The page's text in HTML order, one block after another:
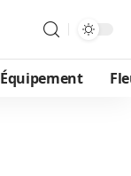
Équipement